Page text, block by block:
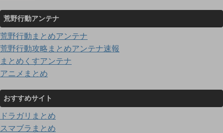
荒野行動アンテナ
荒野行動まとめアンテナ
荒野行動攻略まとめアンテナ速報
まとめくすアンテナ
アニメまとめ
おすすめサイト
ドラガリまとめ
スマブラまとめ